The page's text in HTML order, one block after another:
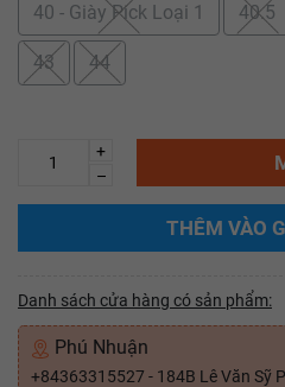
40 - Giày Pick Loại 1 40.5
43 44
+
–
THÊM VÀO
Danh sách cửa hàng có sản phẩm:
Phú Nhuận
+84363315527 - 184B Lê Văn Sỹ